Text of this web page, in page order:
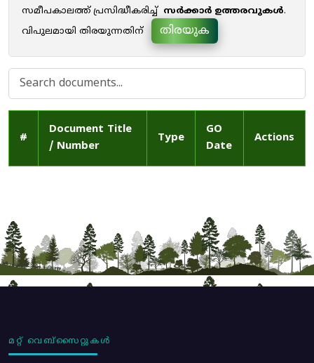
സമീപകാലത്ത് പ്രസിദ്ധീകരിച്ച് സർക്കാർ ഉത്തരവുകൾ.
വിപുലമായി തിരയുന്നതിന്
തിരയുക
#
Document Title
/ Number
Type
GO
Date
Actions
മറ്റ് വെബ്സൈറ്റുകൾ